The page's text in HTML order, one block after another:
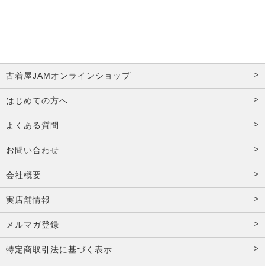
古着屋JAMオンラインショップ
はじめての方へ
よくある質問
お問い合わせ
会社概要
実店舗情報
メルマガ登録
特定商取引法に基づく表示